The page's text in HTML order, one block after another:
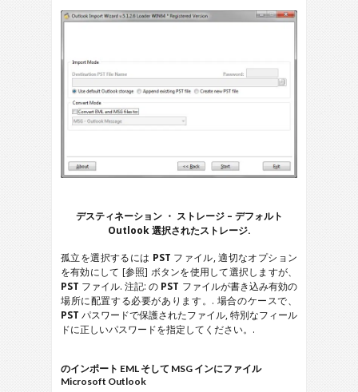
デスティネーション ・ ストレージ – デフォルト
Outlook選択されたストレージ.
孤立を選択するには PST ファイル, 適切なオプション
を有効にして [参照] ボタンを使用して選択しますが、
PST ファイル. 注記: の PST ファイルが書き込み有効の
場所に配置する必要があります。. 場合のケースで、
PST パスワードで保護されたファイル, 特別なフィール
ドに正しいパスワードを指定してください。.
のインポート EML そして MSG インにファイル
Microsoft Outlook